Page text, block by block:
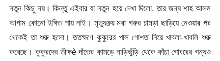
নতুন কিছু নয়। কিন্তু এইবার যা নতুন হয়ে দেখা দিলো, তার জন্য শাহ আলম
আগাম কোনো ইঙ্গিত পায় নাই। মৃত্যুঞ্জয় মরা গরুর চামড়া ছাড়িয়ে নেওয়ার পর
থেকেই তা শুরু হলো। ততক্ষণে কুকুরের পাল গোশত নিয়ে খাবলা-খাবলি শুরু
করেছে। কুকুরদের তীক্ষè দাঁতের কামড়ে নাড়িভুঁড়ি থেকে কাঁচা গোবরের গন্ধও